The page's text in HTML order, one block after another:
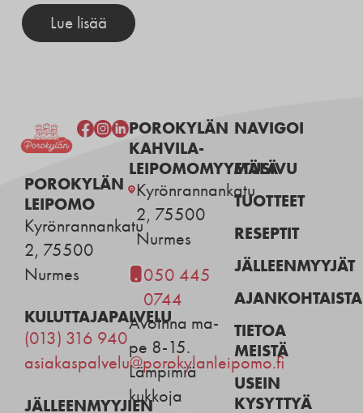
Lue lisää
POROKYLÄN
LEIPOMO
Kyrönrannankatu
2, 75500
Nurmes
KULUTTAJAPALVELU
(013) 316 940
asiakaspalvelu@porokylanleipomo.fi
JÄLLEENMYYJIEN
POROKYLÄN
KAHVILA-
LEIPOMOMYYMÄLÄ
Kyrönrannankatu
2, 75500
Nurmes
050 445
0744
Avoinna ma-
pe 8-15.
Lämpimiä
kukkoja
NAVIGOI
ETUSIVU
TUOTTEET
RESEPTIT
JÄLLEENMYYJÄT
AJANKOHTAISTA
TIETOA
MEISTÄ
USEIN
KYSYTTYÄ